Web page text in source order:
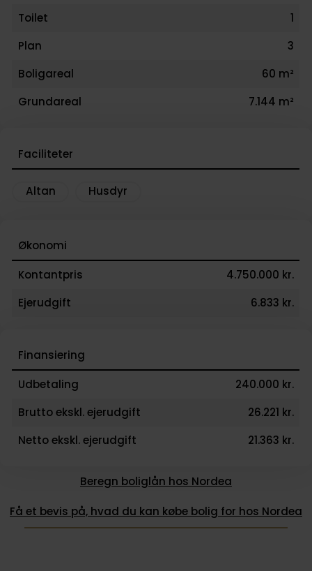
Toilet
1
Plan
3
Boligareal
60 m²
Grundareal
7.144 m²
Faciliteter
Altan Husdyr
Økonomi
Kontantpris
4.750.000 kr.
Ejerudgift
6.833 kr.
Finansiering
Udbetaling
240.000 kr.
Brutto ekskl. ejerudgift
26.221 kr.
Netto ekskl. ejerudgift
21.363 kr.
Beregn boliglån hos Nordea
Få et bevis på, hvad du kan købe bolig for hos Nordea